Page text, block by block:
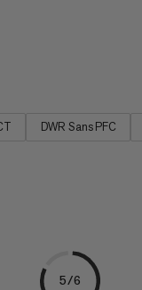
DWR Sans PFC
5/6